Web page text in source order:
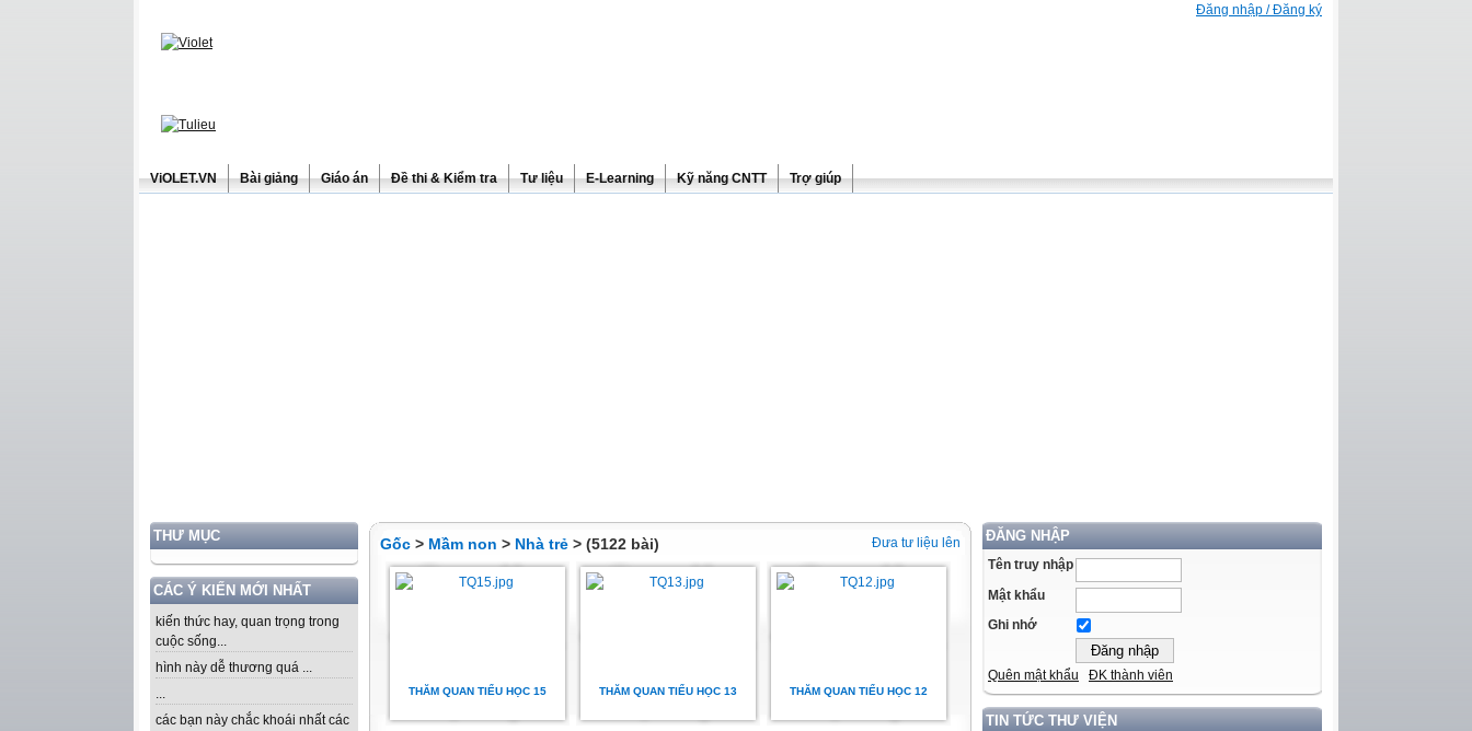
Đăng nhập / Đăng ký
ViOLET.VN Bài giảng Giáo án Đề thi & Kiểm tra Tư liệu E-Learning Kỹ năng CNTT Trợ giúp
THƯ MỤC
CÁC Ý KIẾN MỚI NHẤT
kiến thức hay, quan trọng trong
cuộc sống...
hình này dễ thương quá ...
...
các bạn này chắc khoái nhất các
ĐĂNG NHẬP
Tên truy nhập
Mật khẩu
Ghi nhớ
Quên mật khẩu ĐK thành viên
TIN TỨC THƯ VIỆN
Đưa tư liệu lên
Gốc > Mầm non > Nhà trẻ > (5122 bài)
THĂM QUAN TIỂU HỌC 15 THĂM QUAN TIỂU HỌC 13 THĂM QUAN TIỂU HỌC 12